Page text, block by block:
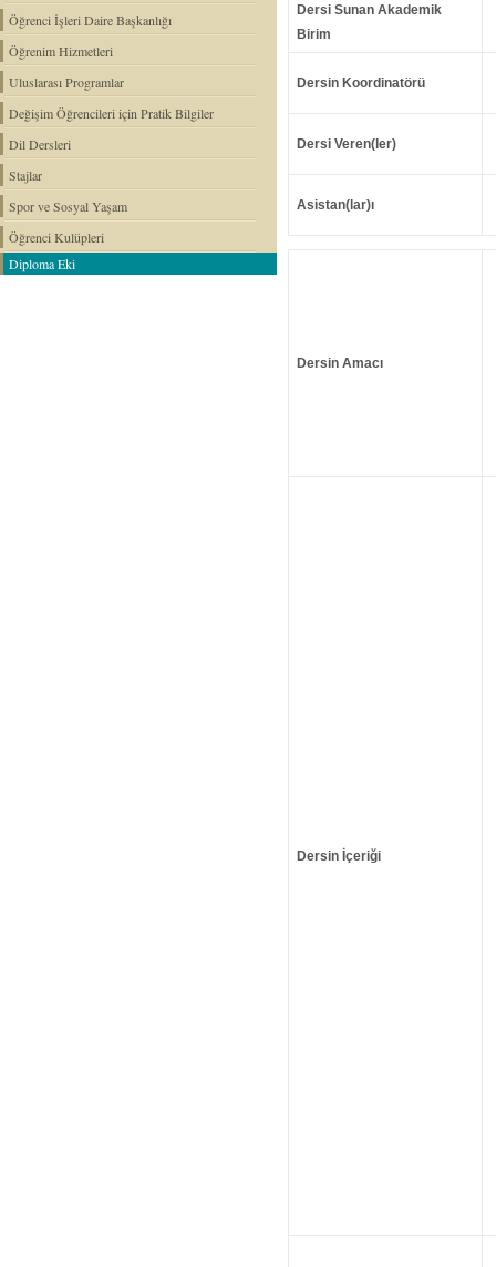
Öğrenci İşleri Daire Başkanlığı
Öğrenim Hizmetleri
Uluslarası Programlar
Değişim Öğrencileri için Pratik Bilgiler
Dil Dersleri
Stajlar
Spor ve Sosyal Yaşam
Öğrenci Kulüpleri
Diploma Eki
Dersi Sunan Akademik
Birim
Dersin Koordinatörü
Dersi Veren(ler)
Asistan(lar)ı
Dersin Amacı
Dersin İçeriği